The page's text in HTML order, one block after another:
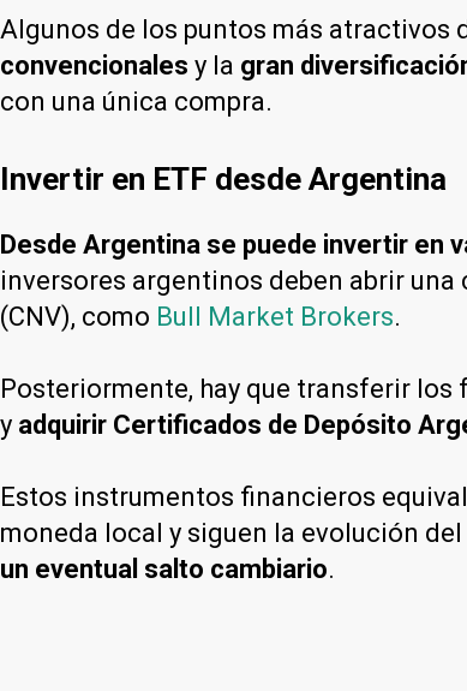
Algunos de los puntos más atractivos
convencionales y la gran
con una única compra.
Invertir en ETF desde Argentina
Desde Argentina se puede invertir en
inversores argentinos deben abrir
(CNV), como Bull Market Brokers.
Posteriormente, hay que transferir los
y adquirir Certificados de Depósito
Estos instrumentos financieros
moneda local y siguen la evolución
un eventual salto cambiario.